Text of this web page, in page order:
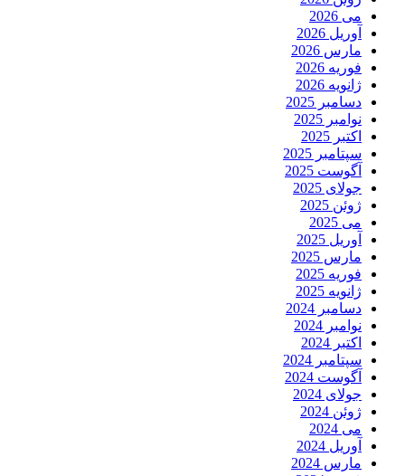
می 2026
آوریل 2026
مارس 2026
فوریه 2026
ژانویه 2026
دسامبر 2025
نوامبر 2025
اکتبر 2025
سپتامبر 2025
آگوست 2025
جولای 2025
ژوئن 2025
می 2025
آوریل 2025
مارس 2025
فوریه 2025
ژانویه 2025
دسامبر 2024
نوامبر 2024
اکتبر 2024
سپتامبر 2024
آگوست 2024
جولای 2024
ژوئن 2024
می 2024
آوریل 2024
مارس 2024